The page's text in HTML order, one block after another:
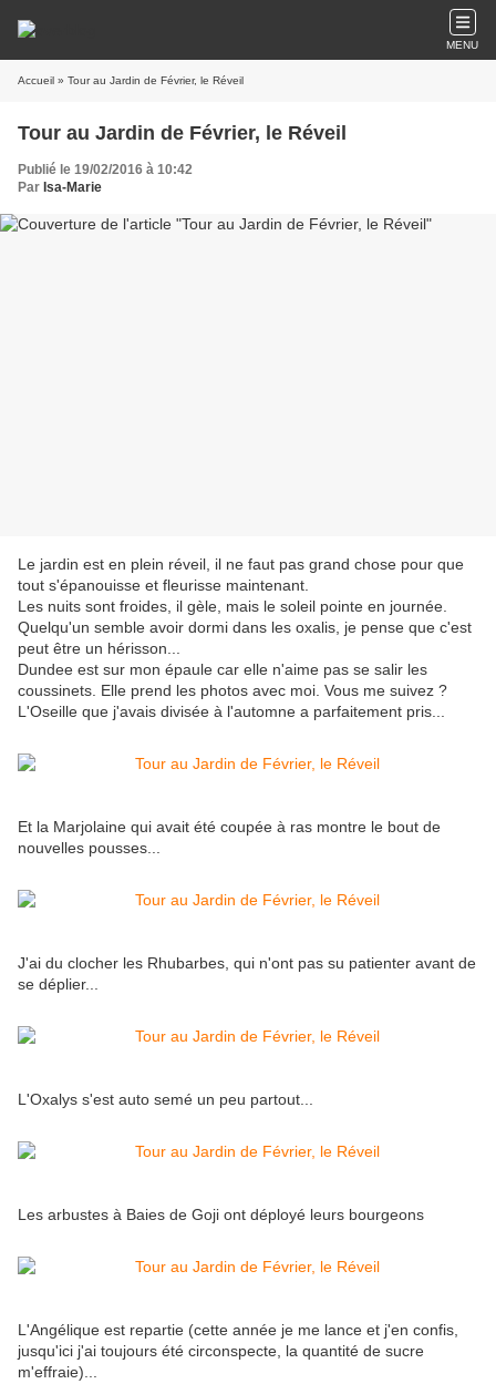
MENU
Accueil » Tour au Jardin de Février, le Réveil
Tour au Jardin de Février, le Réveil
Publié le 19/02/2016 à 10:42
Par Isa-Marie
Le jardin est en plein réveil, il ne faut pas grand chose pour que
tout s'épanouisse et fleurisse maintenant.
Les nuits sont froides, il gèle, mais le soleil pointe en journée.
Quelqu'un semble avoir dormi dans les oxalis, je pense que c'est
peut être un hérisson...
Dundee est sur mon épaule car elle n'aime pas se salir les
coussinets. Elle prend les photos avec moi. Vous me suivez ?
L'Oseille que j'avais divisée à l'automne a parfaitement pris...
Et la Marjolaine qui avait été coupée à ras montre le bout de
nouvelles pousses...
J'ai du clocher les Rhubarbes, qui n'ont pas su patienter avant de
se déplier...
L'Oxalys s'est auto semé un peu partout...
Les arbustes à Baies de Goji ont déployé leurs bourgeons
L'Angélique est repartie (cette année je me lance et j'en confis,
jusqu'ici j'ai toujours été circonspecte, la quantité de sucre
m'effraie)...